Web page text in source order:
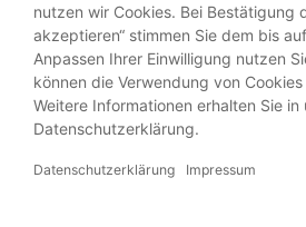
PRODUKTE
Broschüren
Flyer
Visitenkarten
Aufkleber